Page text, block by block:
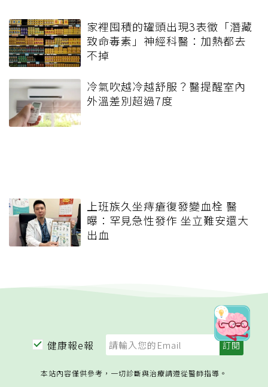
家裡囤積的罐頭出現3表徵「潛藏
致命毒素」神經科醫：加熱都去
不掉
冷氣吹越冷越舒服？醫提醒室內
外溫差別超過7度
上班族久坐痔瘡復發變血栓 醫
曝：罕見急性發作 坐立難安還大
出血
健康報e報
本站內容僅供參考，一切診斷與治療請遵從醫師指導。